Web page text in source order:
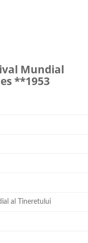
Mundial
**1953
al Tineretului